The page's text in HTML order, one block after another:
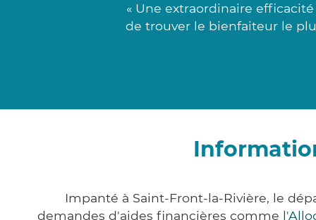
« Une extraordinaire
de trouver le bienfaiteur le
Impanté à Saint-Front-la-Rivière, le
demandes d'aides financières comme